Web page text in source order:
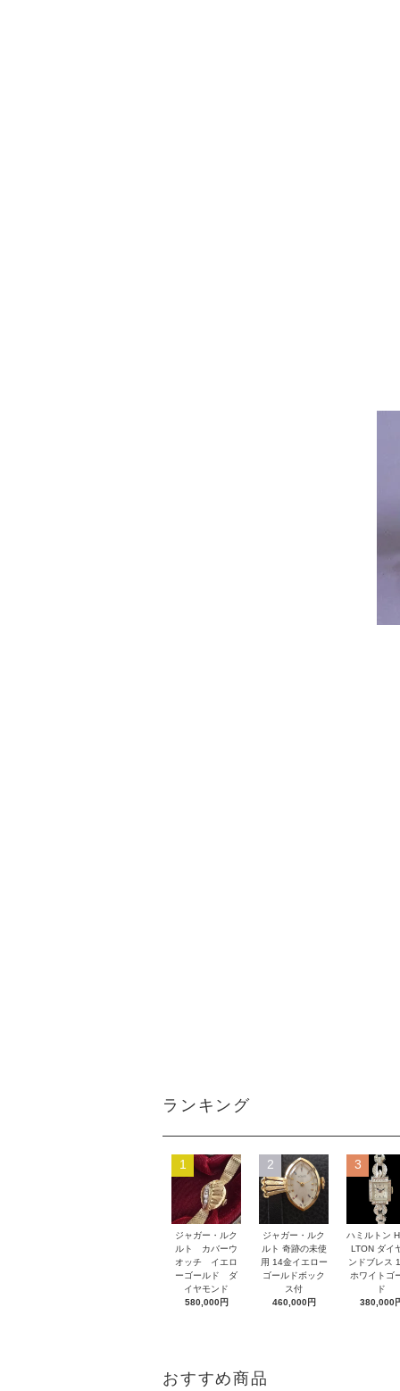
ランキング
1
ジャガー・ルク
ルト カバーウ
オッチ イエロ
ーゴールド ダ
イヤモンド
580,000円
2
ジャガー・ルク
ルト 奇跡の未使
用 14金イエロー
ゴールドボック
ス付
460,000円
3
ハミルトン
LTON ダイ
ンドブレス
ホワイトゴ
ド
380,000
おすすめ商品